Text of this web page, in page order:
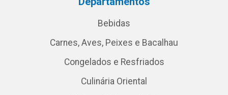
Bebidas
Carnes, Aves, Peixes e Bacalhau
Congelados e Resfriados
Culinária Oriental